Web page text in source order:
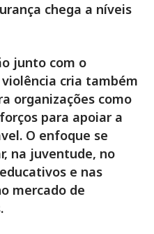
chega a níveis
junto com o
cria também
organizações como
para apoiar a
O enfoque se
na juventude, no
e nas
mercado de